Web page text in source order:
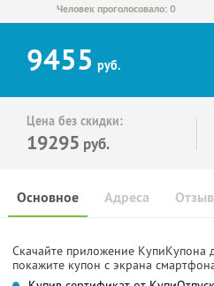
Человек проголосовало: 0
9455 руб.
Цена без скидки:
19295 руб.
Основное Адреса
Скачайте приложение КупиКупона
покажите купон с экрана